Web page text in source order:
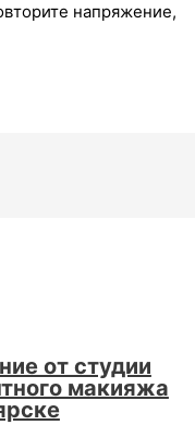
напряжение,
от студии
макияжа